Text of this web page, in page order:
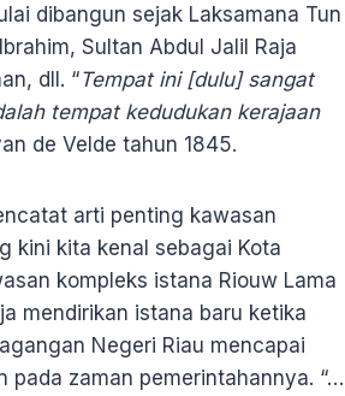
dibangun sejak Laksamana Tun
Sultan Abdul Jalil Raja
dll. “Tempat ini [dulu] sangat
tempat kedudukan kerajaan
de Velde tahun 1845.
arti penting kawasan
kini kita kenal sebagai Kota
kompleks istana Riouw Lama
mendirikan istana baru ketika
Negeri Riau mencapai
pada zaman pemerintahannya. “…